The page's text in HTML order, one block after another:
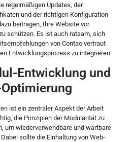
regelmäßigen Updates, der
und der richtigen Konfiguration
beitragen, Ihre Website vor
schützen. Es ist auch ratsam, sich
von Contao vertraut
Entwicklungsprozess zu integrieren.
Entwicklung und
ist ein zentraler Aspekt der Arbeit
die Prinzipien der Modularität zu
um wiederverwendbare und wartbare
sollte die Einhaltung von Web-